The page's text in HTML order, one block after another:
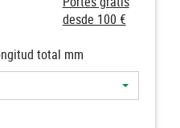
desde 100 €
total mm